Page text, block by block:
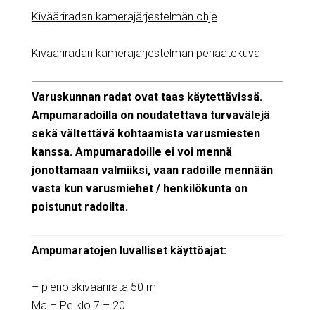
Kivääriradan kamerajärjestelmän ohje
Kivääriradan kamerajärjestelmän periaatekuva
Varuskunnan radat ovat taas käytettävissä.
Ampumaradoilla on noudatettava turvavälejä
sekä vältettävä kohtaamista varusmiesten
kanssa. Ampumaradoille ei voi mennä
jonottamaan valmiiksi, vaan radoille mennään
vasta kun varusmiehet / henkilökunta on
poistunut radoilta.
Ampumaratojen luvalliset käyttöajat:
– pienoiskiväärirata 50 m
Ma – Pe klo 7 – 20